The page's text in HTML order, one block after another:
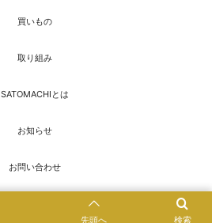
買いもの
取り組み
SATOMACHIとは
お知らせ
お問い合わせ
SATOMACHI／さとまち
検索
先頭へ